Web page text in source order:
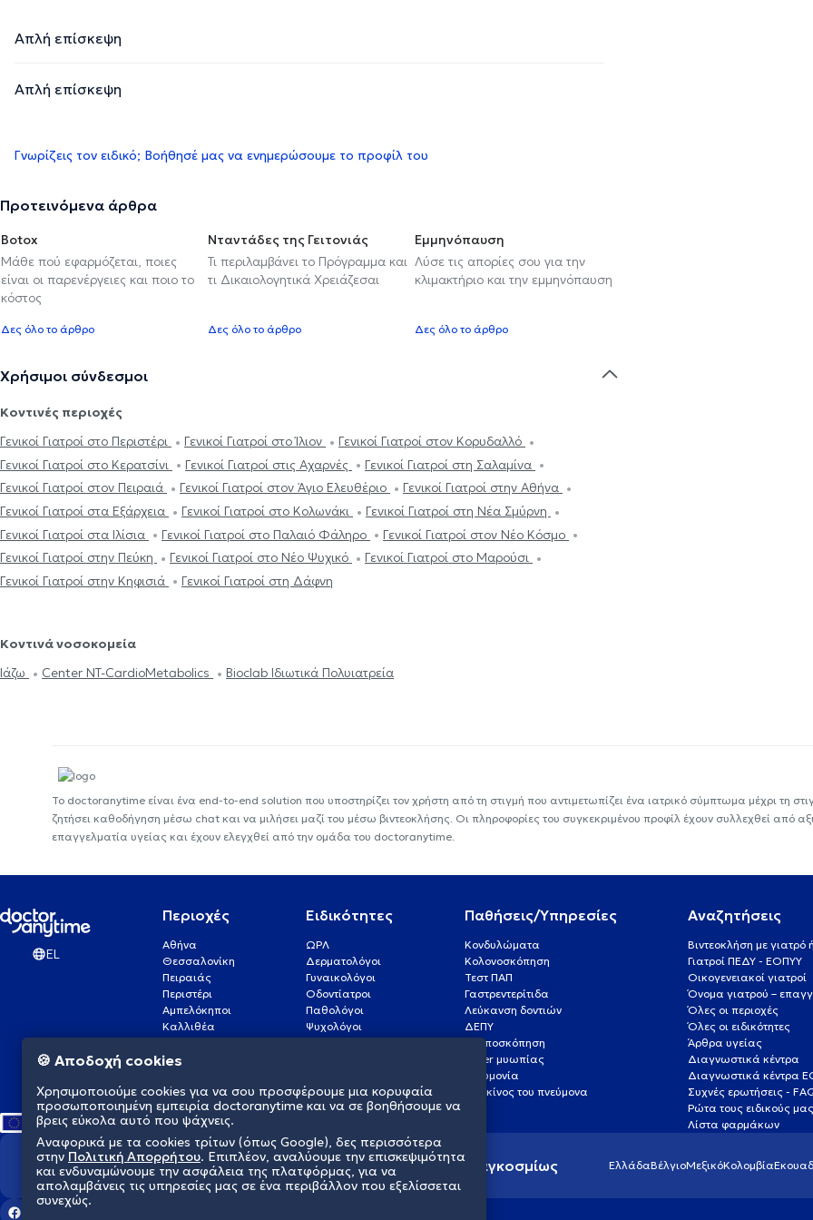
Απλή επίσκεψη
Απλή επίσκεψη
Γνωρίζεις τον ειδικό; Βοήθησέ μας να ενημερώσουμε το προφίλ του
Προτεινόμενα άρθρα
Botox
Μάθε πού εφαρμόζεται, ποιες
είναι οι παρενέργειες και ποιο το
κόστος
Δες όλο το άρθρο
Νταντάδες της Γειτονιάς
Τι περιλαμβάνει το Πρόγραμμα και
τι Δικαιολογητικά Χρειάζεσαι
Δες όλο το άρθρο
Εμμηνόπαυση
Λύσε τις απορίες σου για την
κλιμακτήριο και την εμμηνόπαυση
Δες όλο το άρθρο
Χρήσιμοι σύνδεσμοι
Κοντινές περιοχές
Γενικοί Γιατροί στο Περιστέρι
Γενικοί Γιατροί στο Ίλιον
Γενικοί Γιατροί στον Κορυδαλλό
Γενικοί Γιατροί στο Κερατσίνι
Γενικοί Γιατροί στις Αχαρνές
Γενικοί Γιατροί στη Σαλαμίνα
Γενικοί Γιατροί στον Πειραιά
Γενικοί Γιατροί στον Άγιο Ελευθέριο
Γενικοί Γιατροί στην Αθήνα
Γενικοί Γιατροί στα Εξάρχεια
Γενικοί Γιατροί στο Κολωνάκι
Γενικοί Γιατροί στη Νέα Σμύρνη
Γενικοί Γιατροί στα Ιλίσια
Γενικοί Γιατροί στο Παλαιό Φάληρο
Γενικοί Γιατροί στον Νέο Κόσμο
Γενικοί Γιατροί στην Πεύκη
Γενικοί Γιατροί στο Νέο Ψυχικό
Γενικοί Γιατροί στο Μαρούσι
Γενικοί Γιατροί στην Κηφισιά
Γενικοί Γιατροί στη Δάφνη
Κοντινά νοσοκομεία
Ιάζω
Center NT-CardioMetabolics Bioclab Ιδιωτικά Πολυιατρεία
Το doctoranytime είναι ένα end-to-end solution που υποστηρίζει τον χρήστη από τη στιγμή που αντιμετωπίζει ένα ιατρικό σύμπτωμα μέχρι τη
ζητήσει καθοδήγηση μέσω chat και να μιλήσει μαζί του μέσω βιντεοκλήσης. Οι πληροφορίες του συγκεκριμένου προφίλ έχουν συλλεχθεί από
επαγγελματία υγείας και έχουν ελεγχθεί από την ομάδα του doctoranytime.
EL
Περιοχές
Αθήνα
Θεσσαλονίκη
Πειραιάς
Περιστέρι
Αμπελόκηποι
Καλλιθέα
Γλυφάδα
Νέα Σμύρνη
Ειδικότητες
ΩΡΛ
Δερματολόγοι
Γυναικολόγοι
Οδοντίατροι
Παθολόγοι
Ψυχολόγοι
Καρδιολόγοι
Παθήσεις/Υπηρεσίες
Κονδυλώματα
Κολονοσκόπηση
Τεστ ΠΑΠ
Γαστρεντερίτιδα
Λεύκανση δοντιών
ΔΕΠΥ
Κολποσκόπηση
Laser μυωπίας
Πνευμονία
Καρκίνος του πνεύμονα
Αναζητήσεις
Βιντεοκλήση με
Γιατροί ΠΕΔΥ - ΕΟΠΥΥ
Οικογενειακοί γιατροί
Όνομα γιατρού –
Όλες οι περιοχές
Όλες οι ειδικότητες
Άρθρα υγείας
Διαγνωστικά κέντρα
Διαγνωστικά κέντρα
Συχνές ερωτήσεις -
Ρώτα τους ειδικούς
Λίστα φαρμάκων
Διαμορφώνουμε το μέλλον της υγείας παγκοσμίως ΕλλάδαΒέλγιοΜεξικόΚολομβία
🍪 Αποδοχή cookies
Χρησιμοποιούμε cookies για να σου προσφέρουμε μια κορυφαία
προσωποποιημένη εμπειρία doctoranytime και να σε βοηθήσουμε να
βρεις εύκολα αυτό που ψάχνεις.
Αναφορικά με τα cookies τρίτων (όπως Google), δες περισσότερα
στην Πολιτική Απορρήτου. Επιπλέον, αναλύουμε την επισκεψιμότητα
και ενδυναμώνουμε την ασφάλεια της πλατφόρμας, για να
απολαμβάνεις τις υπηρεσίες μας σε ένα περιβάλλον που εξελίσσεται
συνεχώς.